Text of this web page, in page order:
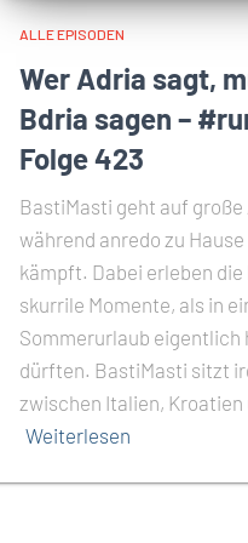
ALLE EPISODEN
Wer Adria sagt,
Bdria sagen –
Folge 423
BastiMasti geht auf große
während anredo zu
kämpft. Dabei erleben
skurrile Momente, als in
Sommerurlaub eigentlich
dürften. BastiMasti sitzt
zwischen Italien, Kroatien
Weiterlesen